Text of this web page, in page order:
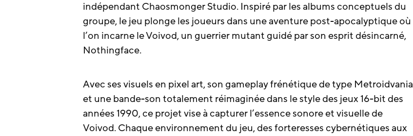
indépendant Chaosmonger Studio. Inspiré par les albums conceptuels du
groupe, le jeu plonge les joueurs dans une aventure post-apocalyptique où
l’on incarne le Voivod, un guerrier mutant guidé par son esprit désincarné,
Nothingface.
Avec ses visuels en pixel art, son gameplay frénétique de type Metroidvania
et une bande-son totalement réimaginée dans le style des jeux 16-bit des
années 1990, ce projet vise à capturer l’essence sonore et visuelle de
Voivod. Chaque environnement du jeu, des forteresses cybernétiques aux